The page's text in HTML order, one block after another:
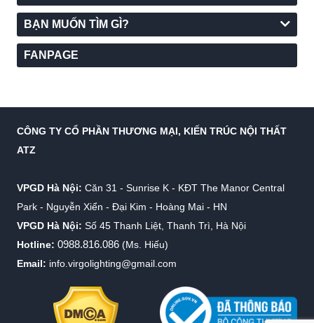
BẠN MUỐN TÌM GÌ?
FANPAGE
CÔNG TY CỔ PHẦN THƯƠNG MẠI, KIẾN TRÚC NỘI THẤT
ATZ
VPGD Hà Nội: Căn 31 - Sunrise K - KĐT The Manor Central
Park - Nguyễn Xiển - Đại Kim - Hoàng Mai - HN
VPGD Hà Nội: Số 45 Thanh Liệt, Thanh Trì, Hà Nội
Hotline: 0988.816.086 (Ms. Hiếu)
Email: info.virgolighting@gmail.com